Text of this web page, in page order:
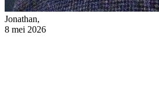
Jonathan,
8 mei 2026